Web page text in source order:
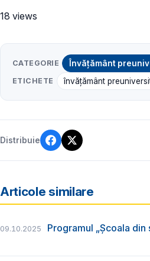
18 views
CATEGORIE Învățământ
ETICHETE învățământ
Distribuie
Articole similare
09.10.2025 Programul „Școala